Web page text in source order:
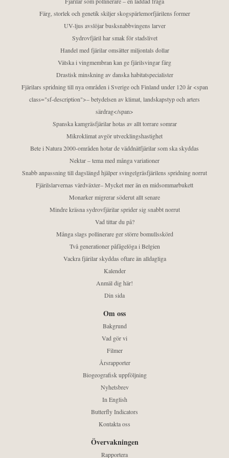
Färg, storlek och genetik skiljer skogspärlemorfjärilens former
UV-ljus avslöjar busksnabbvingens larver
Sydrovfjäril har smak för stadslivet
Handel med fjärilar omsätter miljontals dollar
Vätska i vingmembran kan ge fjärilsvingar färg
Drastisk minskning av danska habitatspecialister
Fjärilars spridning till nya områden i Sverige och Finland under 120 år <span
class="sf-description">– betydelsen av klimat, landskapstyp och arters
särdrag</span>
Spanska kamgräsfjärilar hotas av allt torrare somrar
Mikroklimat avgör utvecklingshastighet
Bete i Natura 2000-områden hotar de väddnätfjärilar som ska skyddas
Nektar – tema med många variationer
Snabb anpassning till dagslängd hjälper svingelgräsfjärilens spridning norrut
Fjärilslarvernas värdväxter– Mycket mer än en midsommarbukett
Monarker migrerar söderut allt senare
Mindre kräsna sydrovfjärilar sprider sig snabbt norrut
Vad tittar du på?
Många slags pollinerare ger större bomullsskörd
Två generationer påfågelöga i Belgien
Vackra fjärilar skyddas oftare än alldagliga
Kalender
Anmäl dig här!
Din sida
Om oss
Bakgrund
Vad gör vi
Filmer
Årsrapporter
Biogeografisk uppföljning
Nyhetsbrev
In English
Butterfly Indicators
Kontakta oss
Övervakningen
Rapportera